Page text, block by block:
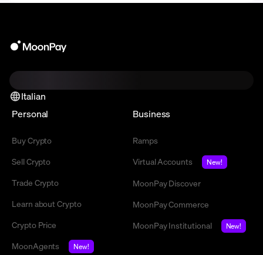
Italian
Personal
Buy Crypto
Sell Crypto
Trade Crypto
Learn about Crypto
Crypto Price
MoonAgents
New!
Business
Ramps
Virtual Accounts
New!
MoonPay Discover
MoonPay Commerce
MoonPay Institutional
New!